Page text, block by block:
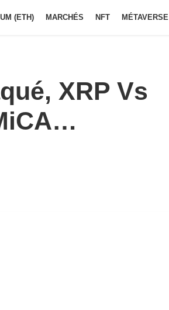
(ETH) MARCHÉS NFT MÉTAVERSE
XRP Vs